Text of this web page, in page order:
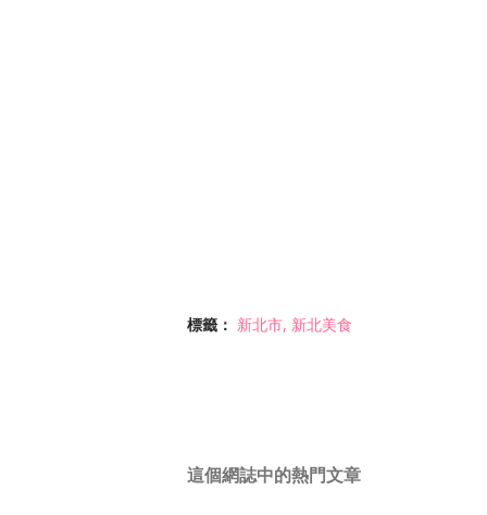
標籤： 新北市 新北美食
這個網誌中的熱門文章